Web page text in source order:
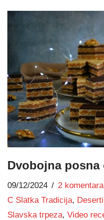
Dvobojna posna
09/12/2024
2 komentara
C Slatka Tradicija,
Slavska trpeza, Video